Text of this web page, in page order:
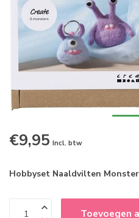
€9,95 Incl. btw
Hobbyset Naaldvilten
Toevoegen